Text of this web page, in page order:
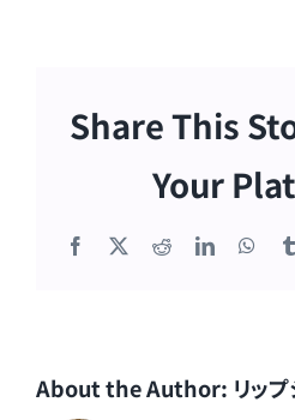
Share This
Your
Facebook
X RedditLinkedIn
About the Author: リッ